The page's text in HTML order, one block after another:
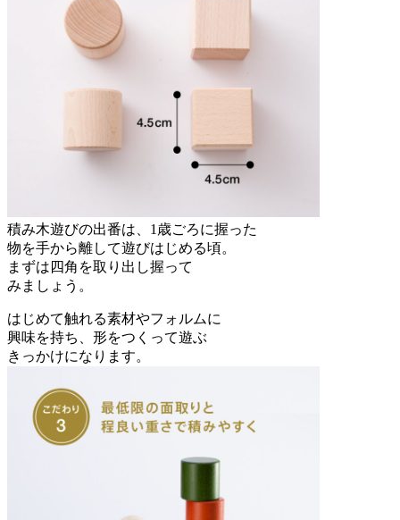
積み木遊びの出番は、1歳ごろに握った
物を手から離して遊びはじめる頃。
まずは四角を取り出し握って
みましょう。
はじめて触れる素材やフォルムに
興味を持ち、形をつくって遊ぶ
きっかけになります。